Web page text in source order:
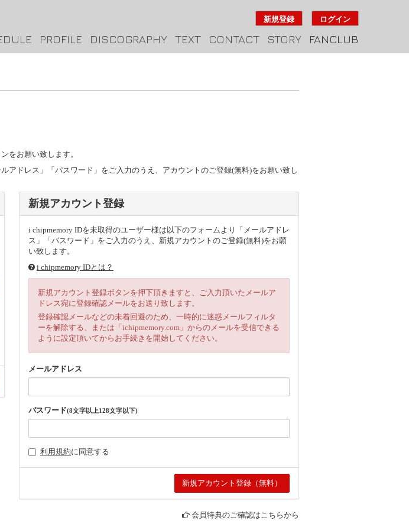
新規登録 ログイン
PROFILE DISCOGRAPHY TEXT CONTACT STORY FANCLUB
をお願い致します。
アドレス」「パスワード」をご入力のうえ、アカウントのご登録(無料)をお願い致し
新規アカウント登録
i chipmemory IDを未取得のユーザー様は以下のフォームより「メールアドレ
ス」「パスワード」をご入力のうえ、新規アカウントのご登録(無料)をお願
い致します。
i chipmemory IDとは？
新規アカウント登録ボタンを押下頂きますと、ご入力頂いたメールア
ドレス宛に登録確認メールをお送り致します。
登録確認メールなどの未着回避のため、一時的に迷惑メールフィルタ
ーを解除する、または「ichipmemory.com」からのメールを受信できる
ように設定頂いてからお手続きを開始してください。
メールアドレス
パスワード(8文字以上128文字以下)
利用規約に同意する
会員特典のご確認はこちらから